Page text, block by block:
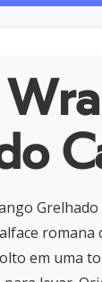
em uma